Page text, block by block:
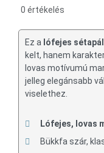
0 értékelés
Ez a lófejes
kelt, hanem
lovas motívumú
jelleg elegánsabb
viselethez.
Lófejes, lovas
Bükkfa szár,